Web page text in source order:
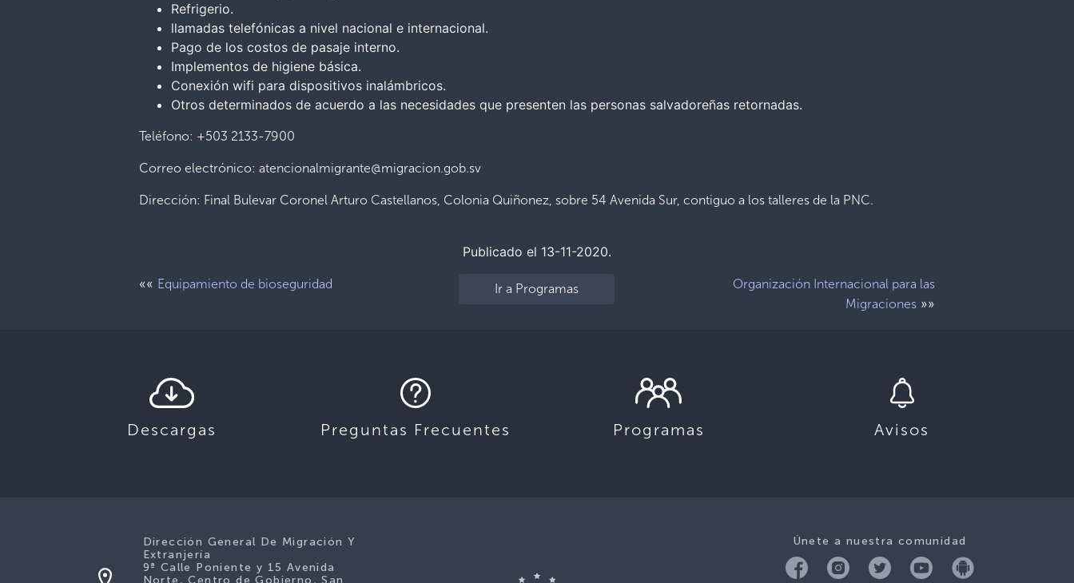
Refrigerio.
llamadas telefónicas a nivel nacional e internacional.
Pago de los costos de pasaje interno.
Implementos de higiene básica.
Conexión wifi para dispositivos inalámbricos.
Otros determinados de acuerdo a las necesidades que presenten las personas salvadoreñas retornadas.
Teléfono: +503 2133-7900
Correo electrónico: atencionalmigrante@migracion.gob.sv
Dirección: Final Bulevar Coronel Arturo Castellanos, Colonia Quiñonez, sobre 54 Avenida Sur, contiguo a los talleres de la PNC.
Publicado el 13-11-2020.
«« Equipamiento de bioseguridad Ir a Programas
Organización Internacional para las
Migraciones»»
Descargas Preguntas Frecuentes Programas Avisos
Únete a nuestra comunidad
Dirección General De Migración Y
Extranjería
9ª Calle Poniente y 15 Avenida
Norte, Centro de Gobierno, San